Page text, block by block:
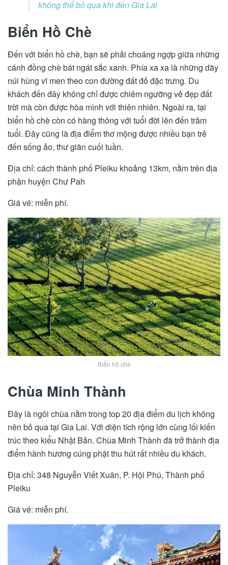
không thể bỏ qua khi đến Gia Lai
Biển Hồ Chè
Đến với biển hồ chè, bạn sẽ phải choáng ngợp giữa những
cánh đồng chè bát ngát sắc xanh. Phía xa xa là những dãy
núi hùng vĩ men theo con đường đất đỏ đặc trưng. Du
khách đến đây không chỉ được chiêm ngưỡng vẻ đẹp đất
trời mà còn được hòa mình với thiên nhiên. Ngoài ra, tại
biển hồ chè còn có hàng thông với tuổi đời lên đến trăm
tuổi. Đây cũng là địa điểm thơ mộng được nhiều bạn trẻ
đến sống ảo, thư giãn cuối tuần.
Địa chỉ: cách thành phố Pleiku khoảng 13km, nằm trên địa
phận huyện Chư Pah
Giá vé: miễn phí.
Biển hồ chè
Chùa Minh Thành
Đây là ngôi chùa nằm trong top 20 địa điểm du lịch không
nên bỏ qua tại Gia Lai. Với diện tích rộng lớn cùng lối kiến
trúc theo kiểu Nhật Bản. Chùa Minh Thành đã trở thành địa
điểm hành hương cúng phật thu hút rất nhiều du khách.
Địa chỉ: 348 Nguyễn Viết Xuân, P. Hội Phú, Thành phố
Pleiku
Giá vé: miễn phí.